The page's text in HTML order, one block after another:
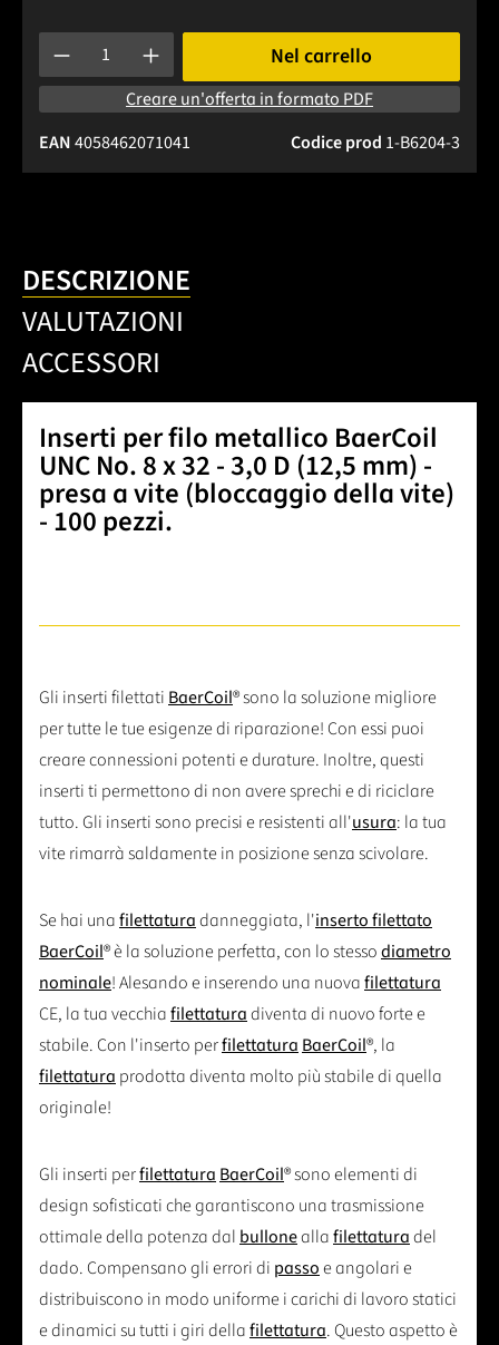
Quantità del prodotto: inserisci la quantità desiderata o
Nel carrello
Creare un'offerta in formato PDF
Codice prod 1-B6204-3
EAN4058462071041
DESCRIZIONE
VALUTAZIONI
ACCESSORI
Inserti per filo metallico BaerCoil
UNC No. 8 x 32 - 3,0 D (12,5 mm) -
presa a vite (bloccaggio della vite)
- 100 pezzi.
Gli inserti filettati BaerCoil® sono la soluzione migliore
per tutte le tue esigenze di riparazione! Con essi puoi
creare connessioni potenti e durature. Inoltre, questi
inserti ti permettono di non avere sprechi e di riciclare
tutto. Gli inserti sono precisi e resistenti all'usura: la tua
vite rimarrà saldamente in posizione senza scivolare.
Se hai unafilettaturadanneggiata, l'inserto filettato
BaerCoil® è la soluzione perfetta, con lo stessodiametro
nominale! Alesando e inserendo una nuovafilettatura
CE, la tua vecchiafilettaturadiventa di nuovo forte e
stabile. Con l'inserto perfilettatura BaerCoil®, la
filettatura prodotta diventa molto più stabile di quella
originale!
Gli inserti perfilettatura BaerCoil® sono elementi di
design sofisticati che garantiscono una trasmissione
ottimale della potenza dal bulloneallafilettaturadel
dado. Compensano gli errori di passoe angolari e
distribuiscono in modo uniforme i carichi di lavoro statici
e dinamici su tutti i giri dellafilettatura. Questo aspetto è